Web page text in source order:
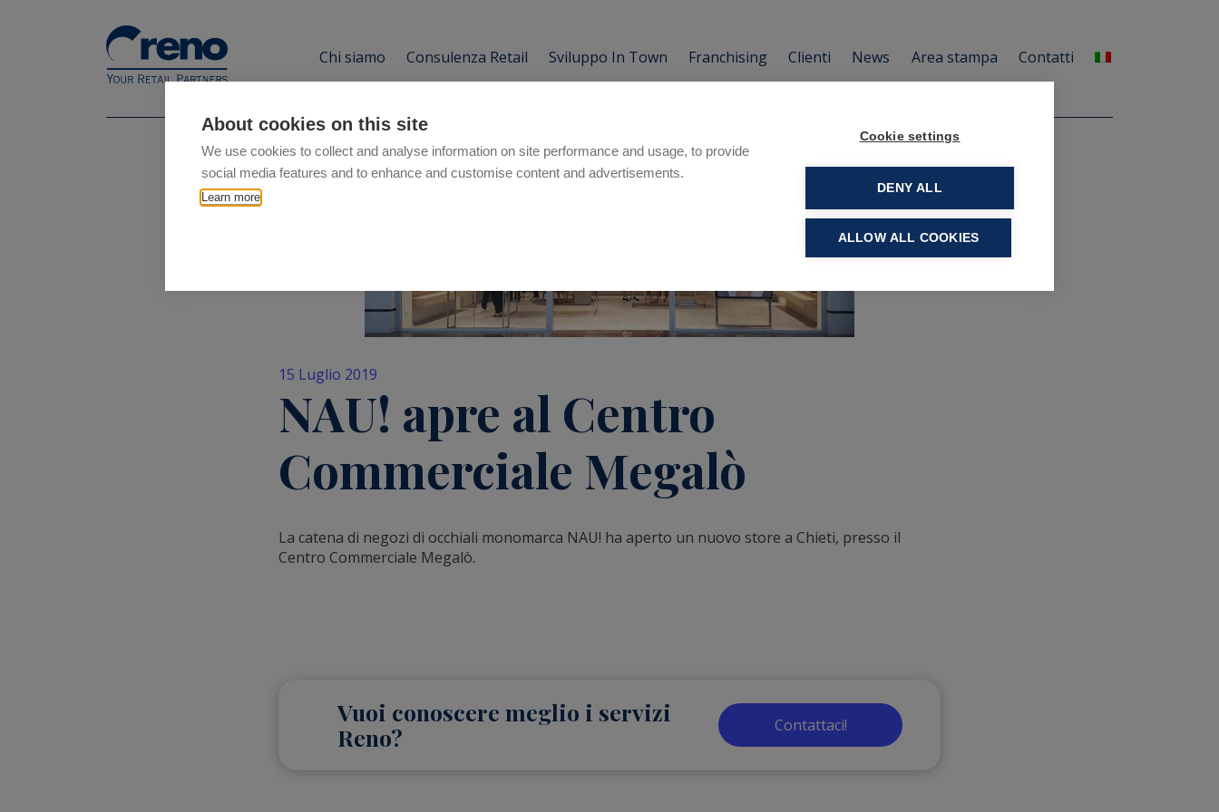
About cookies on this site
We use cookies to collect and analyse information on site performance and usage, to provide
social media features and to enhance and customise content and advertisements.
Learn more
Cookie settings
DENY ALL
ALLOW ALL COOKIES
Chi siamo Consulenza Retail Sviluppo In Town Franchising Clienti News Area stampa Contatti
15 Luglio 2019
NAU! apre al Centro
Commerciale Megalò
La catena di negozi di occhiali monomarca NAU! ha aperto un nuovo store a Chieti, presso il
Centro Commerciale Megalò.
Vuoi conoscere meglio i servizi
Reno?
Contattaci!